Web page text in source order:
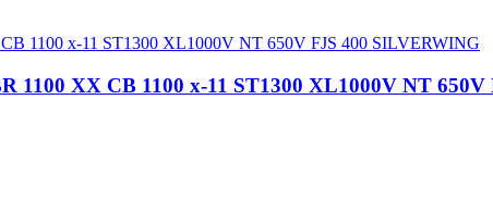
1100 XX CB 1100 x-11 ST1300 XL1000V NT